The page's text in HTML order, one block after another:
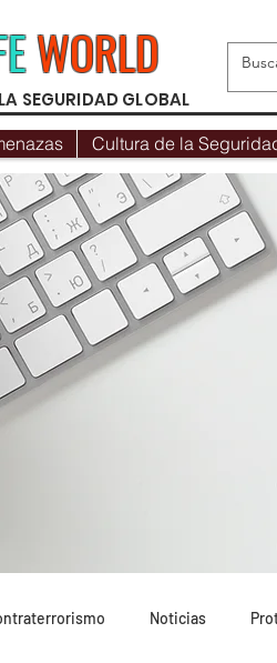
WORLD
SEGURIDAD GLOBAL
Cultura de la
Noticias